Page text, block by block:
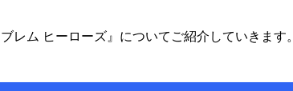
レム ヒーローズ』についてご紹介していきます。